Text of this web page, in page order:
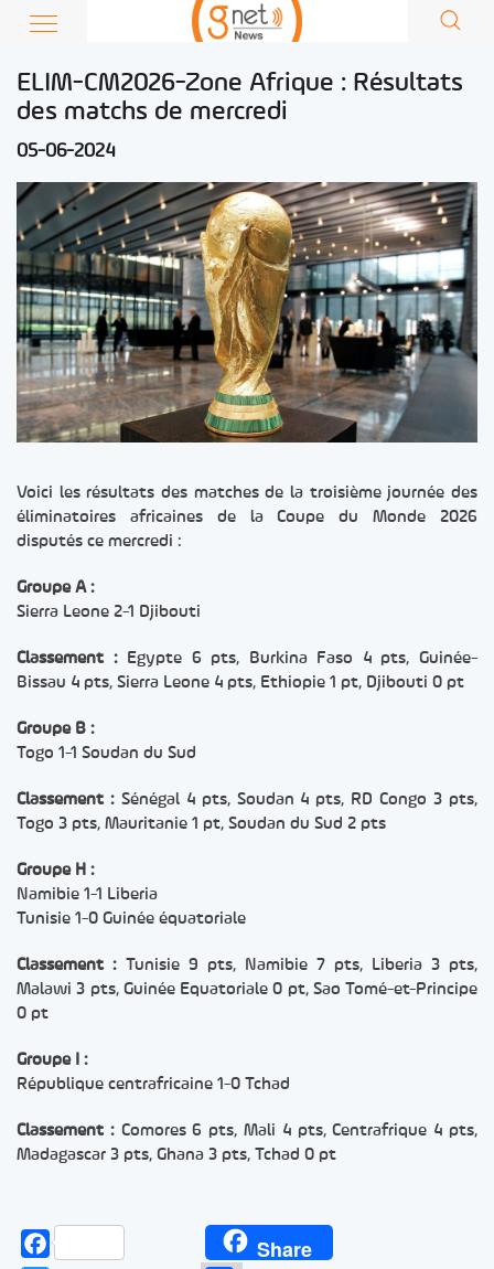
ELIM-CM2026-Zone Afrique : Résultats
des matchs de mercredi
05-06-2024
Voici les résultats des matches de la troisième journée des
éliminatoires africaines de la Coupe du Monde 2026
disputés ce mercredi :
Groupe A :
Sierra Leone 2-1 Djibouti
Classement :Egypte 6 pts, Burkina Faso 4 pts, Guinée-
Bissau 4 pts, Sierra Leone 4 pts, Ethiopie 1 pt, Djibouti 0 pt
Groupe B :
Togo 1-1 Soudan du Sud
Classement :Sénégal 4 pts, Soudan 4 pts, RD Congo 3 pts,
Togo 3 pts, Mauritanie 1 pt, Soudan du Sud 2 pts
Groupe H :
Namibie 1-1 Liberia
Tunisie 1-0 Guinée équatoriale
Classement : Tunisie 9 pts, Namibie 7 pts, Liberia 3 pts,
Malawi 3 pts, Guinée Equatoriale 0 pt, Sao Tomé-et-Principe
0 pt
Groupe I :
République centrafricaine 1-0 Tchad
Classement :Comores 6 pts, Mali 4 pts, Centrafrique 4 pts,
Madagascar 3 pts, Ghana 3 pts, Tchad 0 pt
Facebook Share